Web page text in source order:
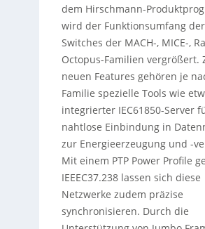
dem Hirschmann-
wird der Funktionsumfang
Switches der MACH-, MICE-,
Octopus-Familien vergrößert.
neuen Features gehören je
Familie spezielle Tools wie
integrierter IEC61850-Server
nahtlose Einbindung in
zur Energieerzeugung und -
Mit einem PTP Power Profile
IEEEC37.238 lassen sich diese
Netzwerke zudem präzise
synchronisieren. Durch die